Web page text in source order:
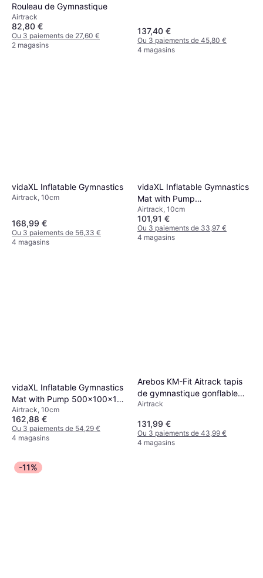
Rouleau de Gymnastique
Airtrack
82,80 €
Ou 3 paiements de 27,60 €
2 magasins
137,40 €
Ou 3 paiements de 45,80 €
4 magasins
vidaXL Inflatable Gymnastics
Airtrack, 10cm
168,99 €
Ou 3 paiements de 56,33 €
4 magasins
vidaXL Inflatable Gymnastics
Mat with Pump
300x100x10cm
Airtrack, 10cm
101,91 €
Ou 3 paiements de 33,97 €
4 magasins
vidaXL Inflatable Gymnastics
Mat with Pump 500x100x10
cm - Green
Airtrack, 10cm
162,88 €
Ou 3 paiements de 54,29 €
4 magasins
Arebos KM-Fit Aitrack tapis
de gymnastique gonflable
3m 300 x 100 x 10 cm Drop-
incluse
Airtrack
131,99 €
Ou 3 paiements de 43,99 €
4 magasins
-11%